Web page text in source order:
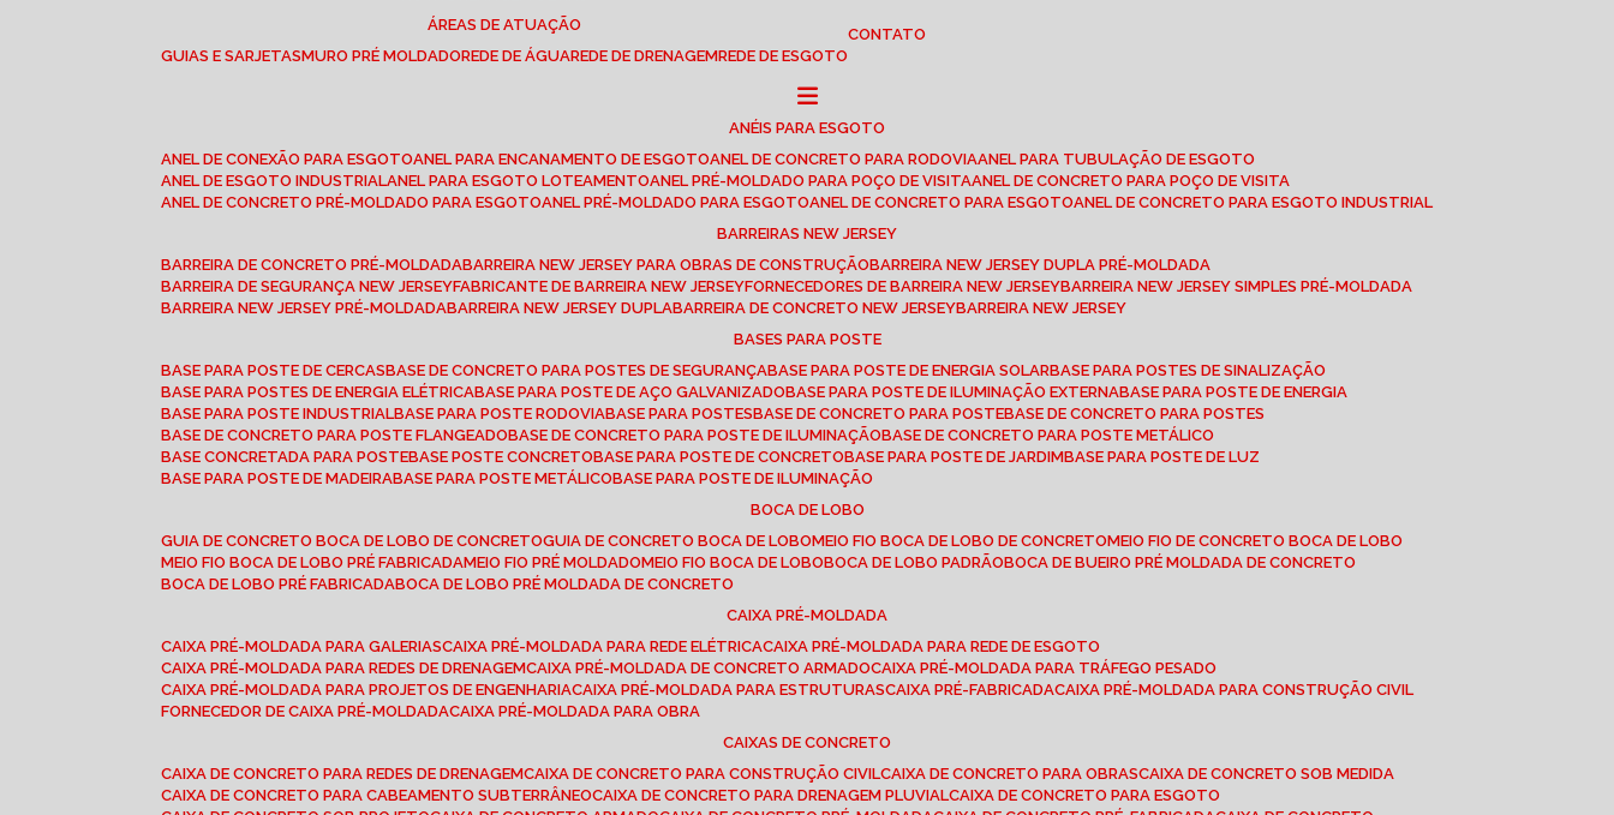
ÁREAS DE ATUAÇÃO
GUIAS E SARJETAS
MURO PRÉ MOLDADO REDE DE ÁGUA REDE DE DRENAGEM REDE DE ESGOTO
CONTATO
ANÉIS PARA ESGOTO
ANEL DE CONEXÃO PARA ESGOTO ANEL PARA ENCANAMENTO DE ESGOTO ANEL DE CONCRETO PARA RODOVIA ANEL PARA TUBULAÇÃO DE ESGOTO
ANEL DE ESGOTO INDUSTRIAL ANEL PARA ESGOTO LOTEAMENTO ANEL PRÉ-MOLDADO PARA POÇO DE VISITA ANEL DE CONCRETO PARA POÇO DE VISITA
ANEL DE CONCRETO PRÉ-MOLDADO PARA ESGOTO ANEL PRÉ-MOLDADO PARA ESGOTO ANEL DE CONCRETO PARA ESGOTO ANEL DE CONCRETO PARA ESGOTO INDUSTRIAL
BARREIRAS NEW JERSEY
BARREIRA DE CONCRETO PRÉ-MOLDADA BARREIRA NEW JERSEY PARA OBRAS DE CONSTRUÇÃO BARREIRA NEW JERSEY DUPLA PRÉ-MOLDADA
BARREIRA DE SEGURANÇA NEW JERSEY FABRICANTE DE BARREIRA NEW JERSEY FORNECEDORES DE BARREIRA NEW JERSEY BARREIRA NEW JERSEY SIMPLES PRÉ-MOLDADA
BARREIRA NEW JERSEY PRÉ-MOLDADA BARREIRA NEW JERSEY DUPLA BARREIRA DE CONCRETO NEW JERSEY BARREIRA NEW JERSEY
BASES PARA POSTE
BASE PARA POSTE DE CERCAS BASE DE CONCRETO PARA POSTES DE SEGURANÇA BASE PARA POSTE DE ENERGIA SOLAR BASE PARA POSTES DE SINALIZAÇÃO
BASE PARA POSTES DE ENERGIA ELÉTRICA BASE PARA POSTE DE AÇO GALVANIZADO BASE PARA POSTE DE ILUMINAÇÃO EXTERNA BASE PARA POSTE DE ENERGIA
BASE PARA POSTE INDUSTRIAL BASE PARA POSTE RODOVIA BASE PARA POSTES BASE DE CONCRETO PARA POSTE BASE DE CONCRETO PARA POSTES
BASE DE CONCRETO PARA POSTE FLANGEADO BASE DE CONCRETO PARA POSTE DE ILUMINAÇÃO BASE DE CONCRETO PARA POSTE METÁLICO
BASE CONCRETADA PARA POSTE BASE POSTE CONCRETO BASE PARA POSTE DE CONCRETO BASE PARA POSTE DE JARDIM BASE PARA POSTE DE LUZ
BASE PARA POSTE DE MADEIRA BASE PARA POSTE METÁLICO BASE PARA POSTE DE ILUMINAÇÃO
BOCA DE LOBO
GUIA DE CONCRETO BOCA DE LOBO DE CONCRETO
GUIA DE CONCRETO BOCA DE LOBO MEIO FIO BOCA DE LOBO DE CONCRETO
MEIO FIO DE CONCRETO BOCA DE LOBO
MEIO FIO BOCA DE LOBO PRÉ FABRICADA
MEIO FIO PRÉ MOLDADO MEIO FIO BOCA DE LOBO BOCA DE LOBO PADRÃO BOCA DE BUEIRO PRÉ MOLDADA DE CONCRETO
BOCA DE LOBO PRÉ FABRICADA BOCA DE LOBO PRÉ MOLDADA DE CONCRETO
CAIXA PRÉ-MOLDADA
CAIXA PRÉ-MOLDADA PARA GALERIAS CAIXA PRÉ-MOLDADA PARA REDE ELÉTRICA CAIXA PRÉ-MOLDADA PARA REDE DE ESGOTO
CAIXA PRÉ-MOLDADA PARA REDES DE DRENAGEM CAIXA PRÉ-MOLDADA DE CONCRETO ARMADO CAIXA PRÉ-MOLDADA PARA TRÁFEGO PESADO
CAIXA PRÉ-MOLDADA PARA PROJETOS DE ENGENHARIA CAIXA PRÉ-MOLDADA PARA ESTRUTURAS CAIXA PRÉ-FABRICADA CAIXA PRÉ-MOLDADA PARA CONSTRUÇÃO CIVIL
FORNECEDOR DE CAIXA PRÉ-MOLDADA CAIXA PRÉ-MOLDADA PARA OBRA
CAIXAS DE CONCRETO
CAIXA DE CONCRETO PARA REDES DE DRENAGEM CAIXA DE CONCRETO PARA CONSTRUÇÃO CIVIL CAIXA DE CONCRETO PARA OBRAS CAIXA DE CONCRETO SOB MEDIDA
CAIXA DE CONCRETO PARA CABEAMENTO SUBTERRÂNEO CAIXA DE CONCRETO PARA DRENAGEM PLUVIAL CAIXA DE CONCRETO PARA ESGOTO